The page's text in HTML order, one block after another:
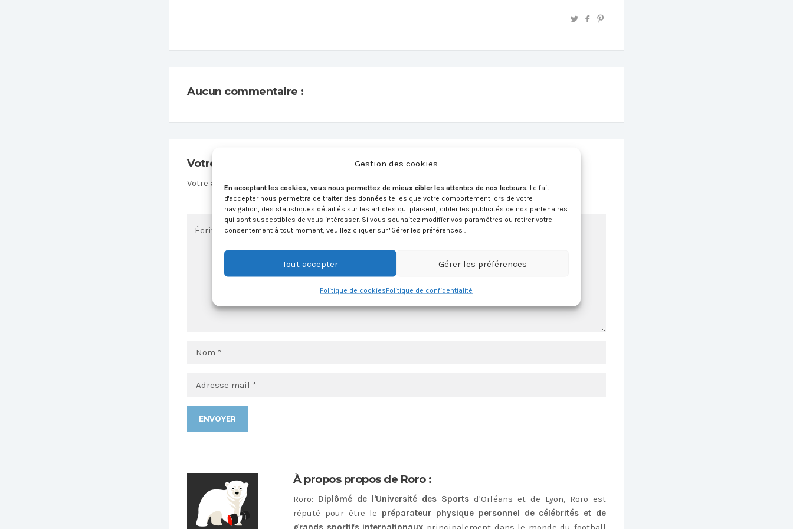
Gestion des cookies
En acceptant les cookies, vous nous permettez de mieux cibler les attentes de nos lecteurs. Le fait
d'accepter nous permettra de traiter des données telles que votre comportement lors de votre
navigation, des statistiques détaillés sur les articles qui plaisent, cibler les publicités de nos partenaires
qui sont susceptibles de vous intéresser. Si vous souhaitez modifier vos paramètres ou retirer votre
consentement à tout moment, veuillez cliquer sur "Gérer les préférences".
Tout accepter Gérer les préférences
Politique de cookiesPolitique de confidentialité
Aucun commentaire :
Votre commentaire :
Votre adresse mail ne sera pas publiée. Tous les champs sont obligatoires.
À propos propos de Roro :
Roro: Diplômé de l'Université des Sports d'Orléans et de Lyon, Roro est
réputé pour être le préparateur physique personnel de célébrités et de